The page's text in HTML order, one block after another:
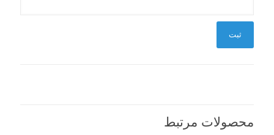
محصولات مرتبط